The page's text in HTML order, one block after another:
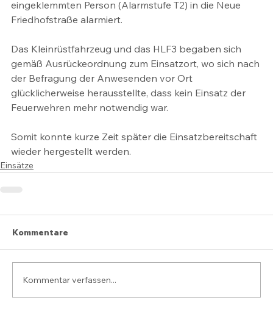
eingeklemmten Person (Alarmstufe T2) in die Neue
Friedhofstraße alarmiert.
Das Kleinrüstfahrzeug und das HLF3 begaben sich
gemäß Ausrückeordnung zum Einsatzort, wo sich nach
der Befragung der Anwesenden vor Ort
glücklicherweise herausstellte, dass kein Einsatz der
Feuerwehren mehr notwendig war.
Somit konnte kurze Zeit später die Einsatzbereitschaft
wieder hergestellt werden.
Einsätze
Kommentare
Kommentar verfassen...